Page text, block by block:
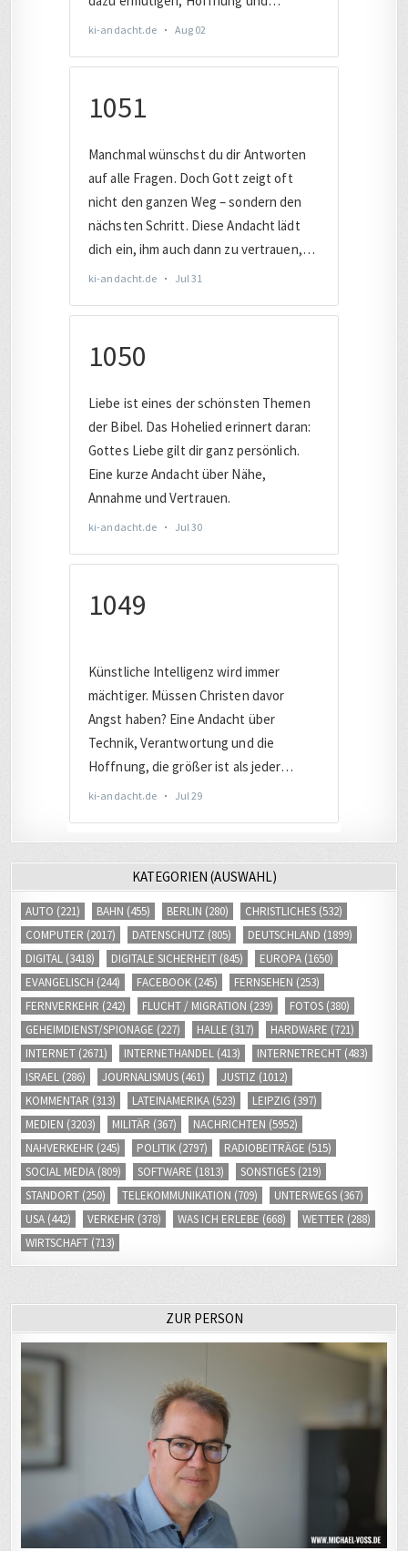
AUTO(221) BAHN(455) BERLIN(280) CHRISTLICHES(532)
COMPUTER
(2017) DATENSCHUTZ (805) DEUTSCHLAND(1899)
DIGITAL (3418) DIGITALE SICHERHEIT(845) EUROPA(1650)
EVANGELISCH (244) FACEBOOK(245) FERNSEHEN(253)
FERNVERKEHR(242) FLUCHT / MIGRATION(239) FOTOS
GEHEIMDIENST/SPIONAGE(227) HALLE (317) HARDWARE(721)
INTERNET(2671) INTERNETHANDEL(413) INTERNETRECHT(483)
ISRAEL(286) JOURNALISMUS(461) JUSTIZ
(1012)
KOMMENTAR
(313) LATEINAMERIKA (523) LEIPZIG
MEDIEN(3203) MILITÄR(367) NACHRICHTEN(5952)
NAHVERKEHR(245) POLITIK (2797) RADIOBEITRÄGE
SOCIAL MEDIA (809) SOFTWARE(1813) SONSTIGES(219)
STANDORT(250) TELEKOMMUNIKATION (709) UNTERWEGS
USA(442) VERKEHR(378) WAS ICH ERLEBE (668) WETTER(288)
WIRTSCHAFT(713)
Ich bin Journalist. Für ein öffentlich-rechtliches